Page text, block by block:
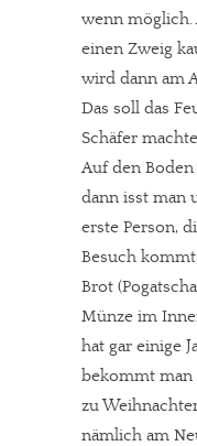
wenn möglich.
einen Zweig
wird dann am
Das soll das
Schäfer
Auf den
dann isst man
erste Person,
Besuch
Brot
Münze im
hat gar einige
bekommt man
zu
nämlich am